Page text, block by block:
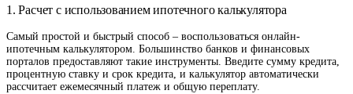
1. Расчет с использованием ипотечного калькулятора
Самый простой и быстрый способ – воспользоваться онлайн-
ипотечным калькулятором. Большинство банков и финансовых
порталов предоставляют такие инструменты. Введите сумму кредита,
процентную ставку и срок кредита, и калькулятор автоматически
рассчитает ежемесячный платеж и общую переплату.